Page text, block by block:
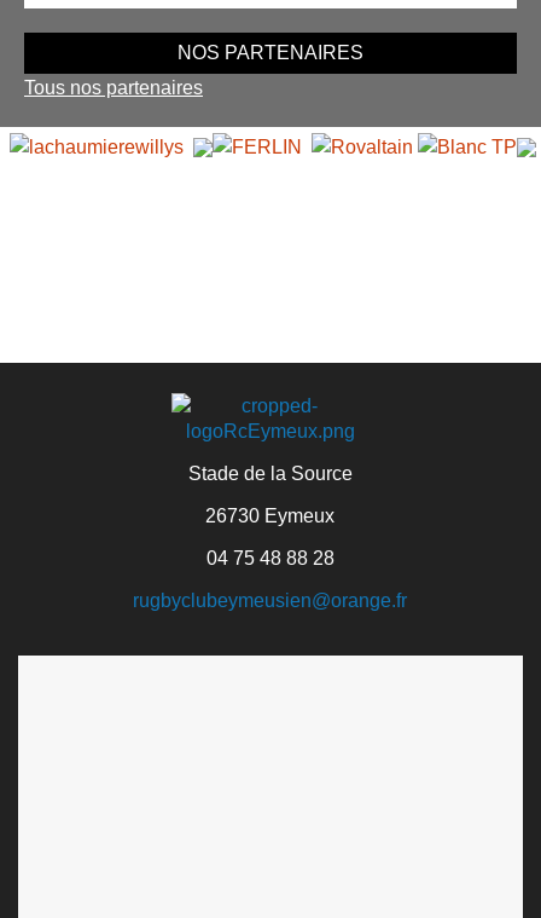
NOS PARTENAIRES
Tous nos partenaires
Stade de la Source
26730 Eymeux
04 75 48 88 28
rugbyclubeymeusien@orange.fr